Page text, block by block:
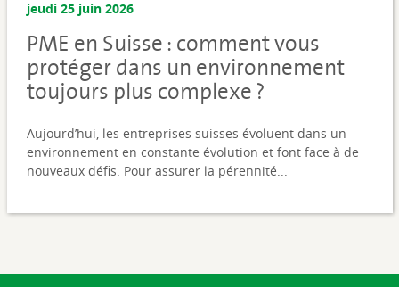
jeudi 25 juin 2026
PME en Suisse : comment vous
protéger dans un environnement
toujours plus complexe ?
Aujourd’hui, les entreprises suisses évoluent dans un
environnement en constante évolution et font face à de
nouveaux défis. Pour assurer la pérennité...